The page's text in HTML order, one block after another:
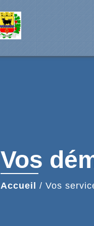
Vos
Accueil / Vos